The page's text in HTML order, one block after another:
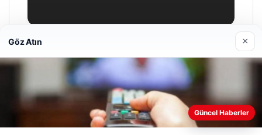
29 Nisan 2026
Web sitemizi nasıl kullandığınızı daha iyi anlayabilmek,
deneyiminizi kişiselleştirmek ve geliştirmek amacıyla çerezler
Göz Atın ×
Güncel Haberler